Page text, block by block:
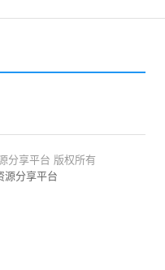
享平台 版权所有
源分享平台